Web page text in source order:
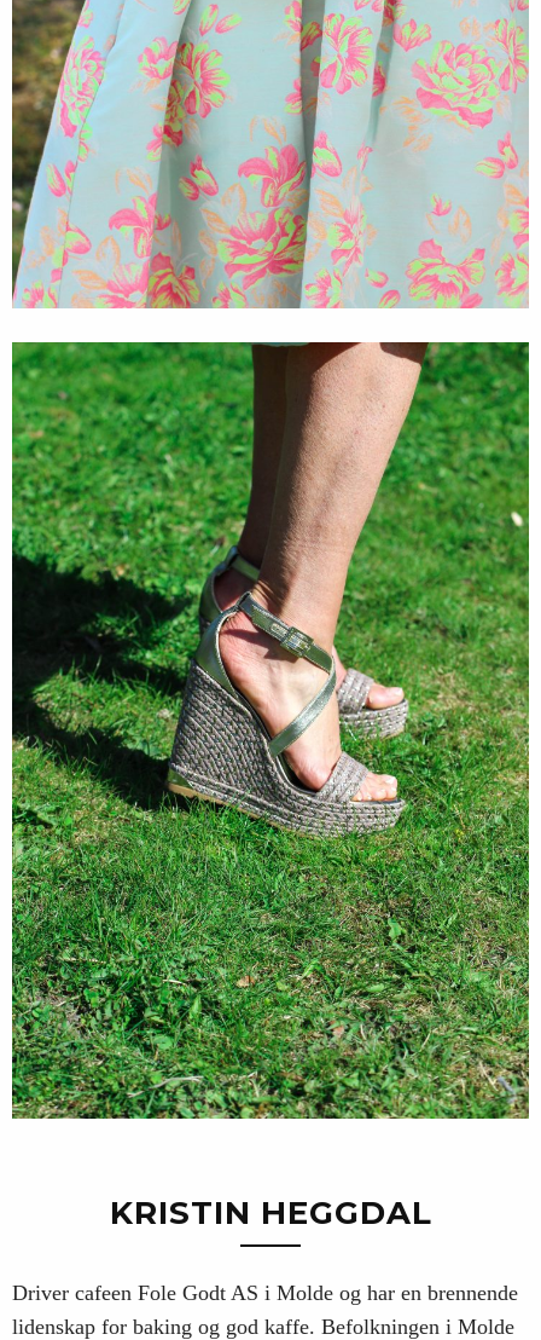
KRISTIN HEGGDAL
Driver cafeen Fole Godt AS i Molde og har en brennende
lidenskap for baking og god kaffe. Befolkningen i Molde